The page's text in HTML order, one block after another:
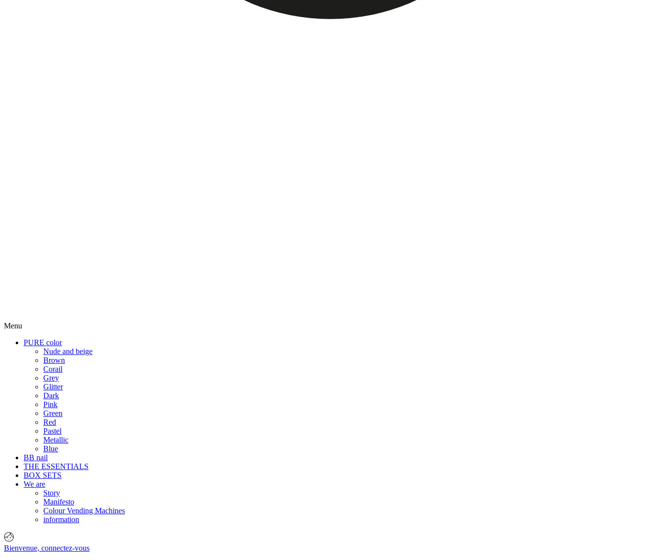
Menu
PURE color
Nude and beige
Brown
Corail
Grey
Glitter
Dark
Pink
Green
Red
Pastel
Metallic
Blue
BB nail
THE ESSENTIALS
BOX SETS
We are
Story
Manifesto
Colour Vending Machines
information
Bienvenue, connectez-vous